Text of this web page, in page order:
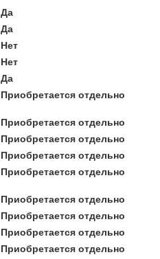
Да
Да
Нет
Нет
Да
Приобретается отдельно
Приобретается отдельно
Приобретается отдельно
Приобретается отдельно
Приобретается отдельно
Приобретается отдельно
Приобретается отдельно
Приобретается отдельно
Приобретается отдельно